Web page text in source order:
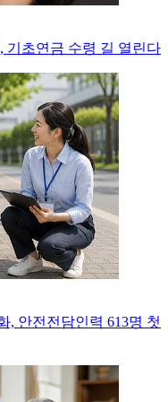
기초연금 수령 길 열린다
, 안전전담인력 613명 첫